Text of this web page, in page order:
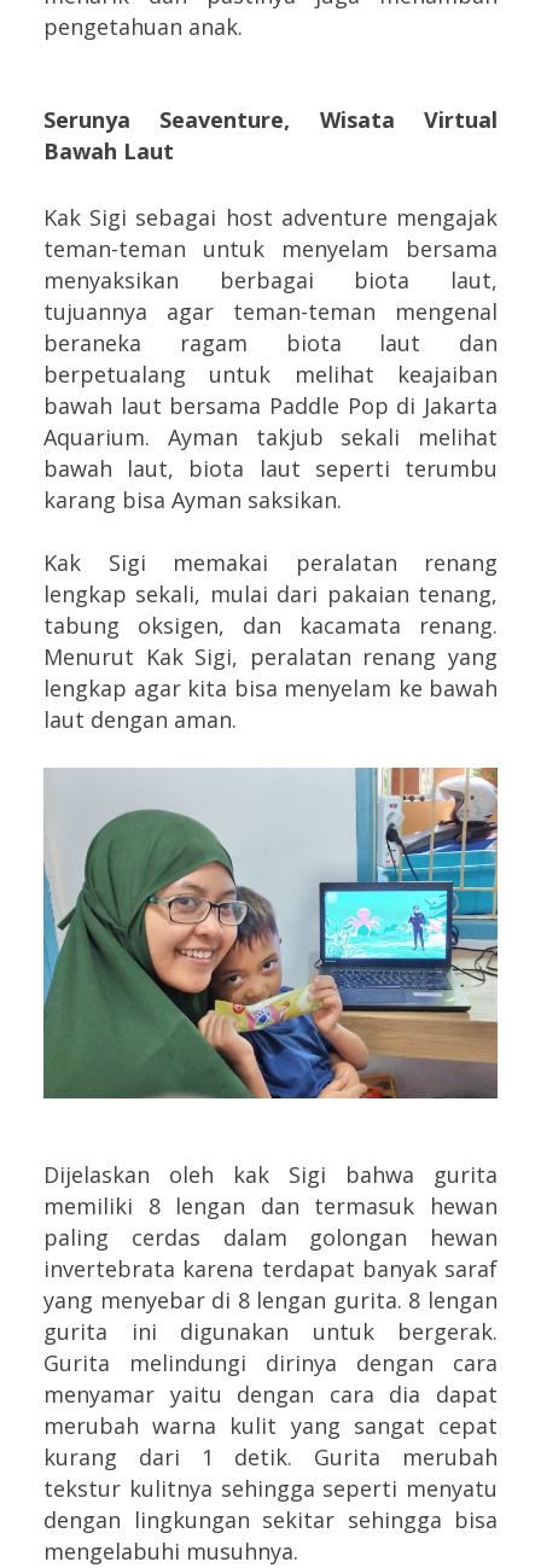
pengetahuan anak.
Serunya Seaventure, Wisata Virtual
Bawah Laut
Kak Sigi sebagai host adventure mengajak
teman-teman untuk menyelam bersama
menyaksikan berbagai biota laut,
tujuannya agar teman-teman mengenal
beraneka ragam biota laut dan
berpetualang untuk melihat keajaiban
bawah laut bersama Paddle Pop di Jakarta
Aquarium. Ayman takjub sekali melihat
bawah laut, biota laut seperti terumbu
karang bisa Ayman saksikan.
Kak Sigi memakai peralatan renang
lengkap sekali, mulai dari pakaian tenang,
tabung oksigen, dan kacamata renang.
Menurut Kak Sigi, peralatan renang yang
lengkap agar kita bisa menyelam ke bawah
laut dengan aman.
Dijelaskan oleh kak Sigi bahwa gurita
memiliki 8 lengan dan termasuk hewan
paling cerdas dalam golongan hewan
invertebrata karena terdapat banyak saraf
yang menyebar di 8 lengan gurita. 8 lengan
gurita ini digunakan untuk bergerak.
Gurita melindungi dirinya dengan cara
menyamar yaitu dengan cara dia dapat
merubah warna kulit yang sangat cepat
kurang dari 1 detik. Gurita merubah
tekstur kulitnya sehingga seperti menyatu
dengan lingkungan sekitar sehingga bisa
mengelabuhi musuhnya.